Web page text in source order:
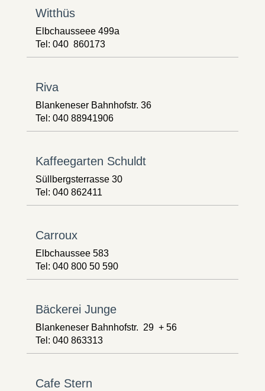
Witthüs
Elbchausseee 499a
Tel: 040 860173
Riva
Blankeneser Bahnhofstr. 36
Tel: 040 88941906
Kaffeegarten Schuldt
Süllbergsterrasse 30
Tel: 040 862411
Carroux
Elbchaussee 583
Tel: 040 800 50 590
Bäckerei Junge
Blankeneser Bahnhofstr. 29 + 56
Tel: 040 863313
Cafe Stern